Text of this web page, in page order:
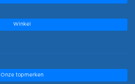
Winkel
Onze topmerken